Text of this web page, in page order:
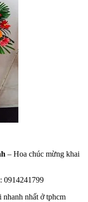
– Hoa chúc mừng khai
0914241799
nhất ở tphcm